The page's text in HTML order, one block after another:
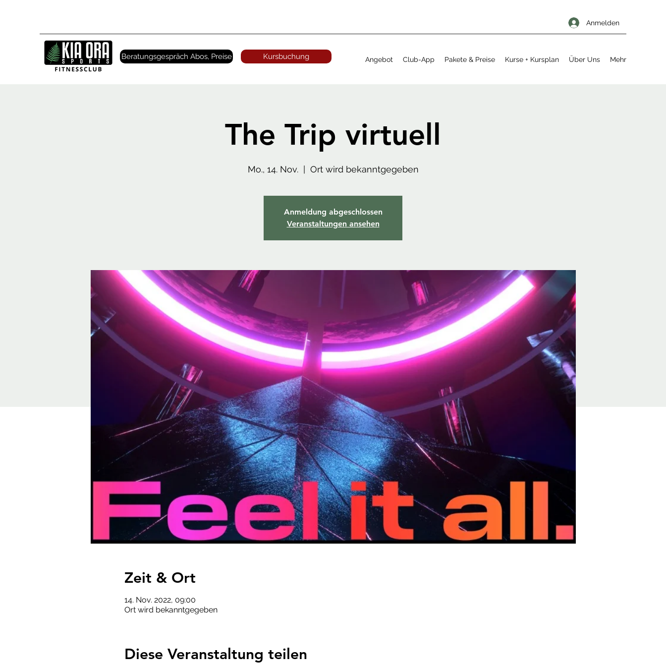
Anmelden
Beratungsgespräch Abos, Preise Kursbuchung Angebot Club-App Pakete & Preise Kurse + Kursplan Über Uns Mehr
The Trip virtuell
Mo., 14. Nov.
  |
Ort wird bekanntgegeben
Anmeldung abgeschlossen
Veranstaltungen ansehen
Zeit & Ort
14. Nov. 2022, 09:00
Ort wird bekanntgegeben
Diese Veranstaltung teilen